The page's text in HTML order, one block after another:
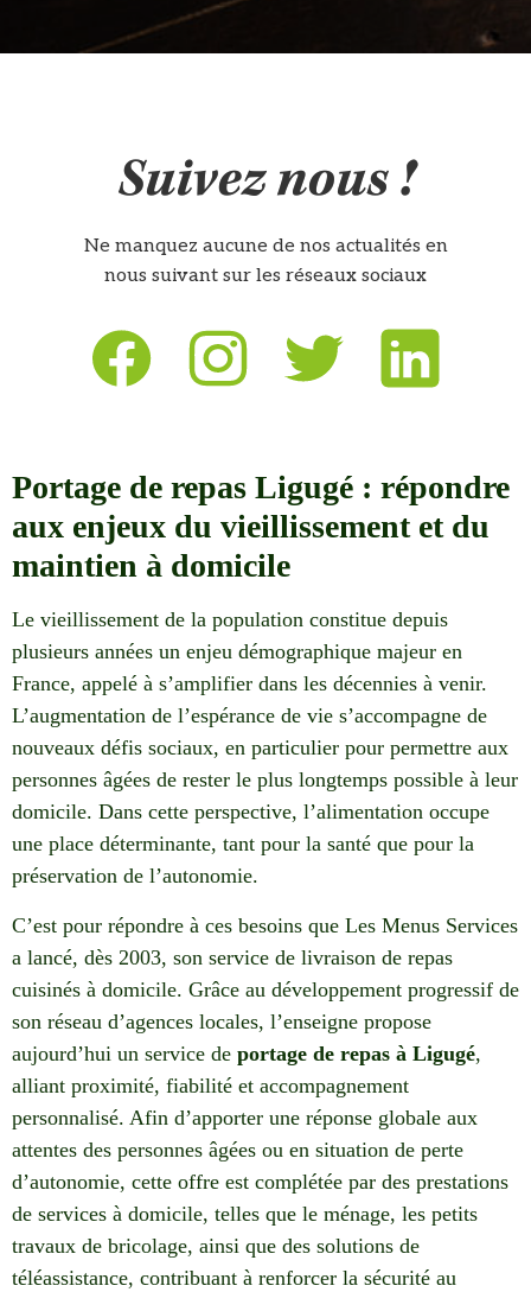
Suivez nous !
Ne manquez aucune de nos actualités en
nous suivant sur les réseaux sociaux
Portage de repas Ligugé : répondre
aux enjeux du vieillissement et du
maintien à domicile
Le vieillissement de la population constitue depuis
plusieurs années un enjeu démographique majeur en
France, appelé à s’amplifier dans les décennies à venir.
L’augmentation de l’espérance de vie s’accompagne de
nouveaux défis sociaux, en particulier pour permettre aux
personnes âgées de rester le plus longtemps possible à leur
domicile. Dans cette perspective, l’alimentation occupe
une place déterminante, tant pour la santé que pour la
préservation de l’autonomie.
C’est pour répondre à ces besoins que Les Menus Services
a lancé, dès 2003, son service de livraison de repas
cuisinés à domicile. Grâce au développement progressif de
son réseau d’agences locales, l’enseigne propose
aujourd’hui un service de portage de repas à Ligugé,
alliant proximité, fiabilité et accompagnement
personnalisé. Afin d’apporter une réponse globale aux
attentes des personnes âgées ou en situation de perte
d’autonomie, cette offre est complétée par des prestations
de services à domicile, telles que le ménage, les petits
travaux de bricolage, ainsi que des solutions de
téléassistance, contribuant à renforcer la sécurité au